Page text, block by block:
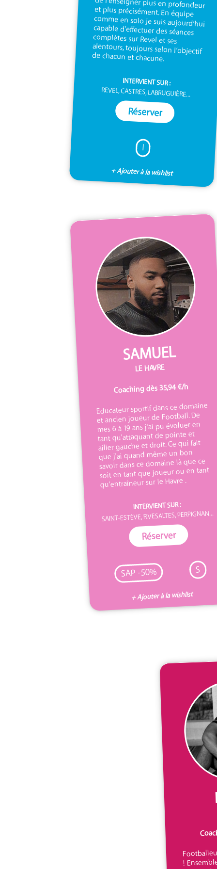
de chacun et chacune.
INTERVIENT SUR :
REVEL, CASTRES, LABRUGUIÈRE...
Réserver
I
+ Ajouter à la wishlist
SAMUEL
LE HAVRE
Coaching dès 35,94 €/h
Educateur sportif dans ce domaine
et ancien joueur de Football. De
mes 6 à 19 ans j'ai pu évoluer en
tant qu'attaquant de pointe et
ailier gauche et droit. Ce qui fait
que j'ai quand même un bon
savoir dans ce domaine là que ce
soit en tant que joueur ou en tant
qu'entraîneur sur le Havre .
INTERVIENT SUR :
SAINT-ESTÈVE, RIVESALTES, PERPIGNAN...
Réserver
SAP -50% S
+ Ajouter à la wishlist
!